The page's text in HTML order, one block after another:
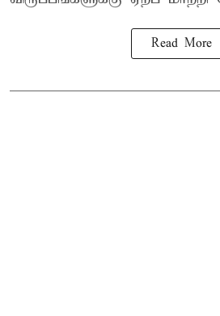
Read More